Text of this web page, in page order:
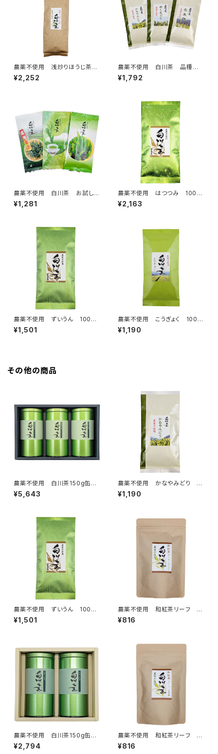
農薬不使用 浅炒りほうじ茶
500g
¥2,252
農薬不使用 白川茶 品種茶
飲み比べセット クリックポスト
対応商品
¥1,792
農薬不使用 白川茶 お試しセ
ット クリックポスト対応商品
¥1,281
農薬不使用 はつつみ 100g
クリックポスト対応商品
¥2,163
農薬不使用 ずいうん 100g
クリックポスト対応商品
¥1,501
農薬不使用 こうぎょく 100g
クリックポスト対応商品
¥1,190
その他の商品
農薬不使用 白川茶150g缶入
り 3本組ギフト NO.7ずいう
ん・こうぎょく・みどり
¥5,643
農薬不使用 かなやみどり 10
0g クリックポスト対応商品
¥1,190
農薬不使用 ずいうん 100g
クリックポスト対応商品
¥1,501
農薬不使用 和紅茶リーフ か
なやみどり 50g クリックポ
スト対応商品
¥816
農薬不使用 白川茶150g缶入
り 2本組ギフト NO.12みどり
×2
¥2,794
農薬不使用 和紅茶リーフ 在
来種 50g クリックポスト対
応商品
¥816